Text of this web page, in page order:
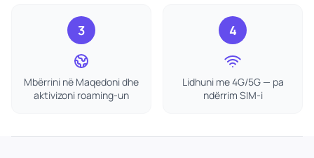
3
Mbërrini në Maqedoni dhe
aktivizoni roaming-un
4
Lidhuni me 4G/5G — pa
ndërrim SIM-i